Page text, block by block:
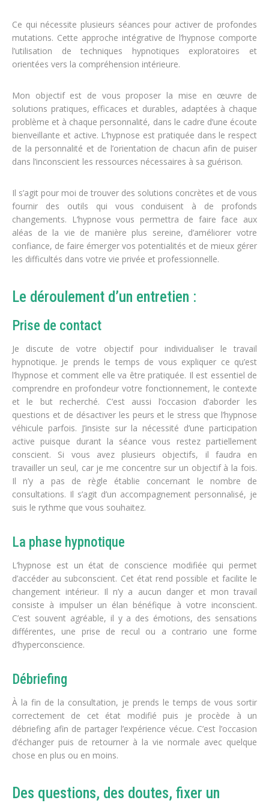
Ce qui nécessite plusieurs séances pour activer de profondes
mutations. Cette approche intégrative de l’hypnose comporte
l’utilisation de techniques hypnotiques exploratoires et
orientées vers la compréhension intérieure.
Mon objectif est de vous proposer la mise en œuvre de
solutions pratiques, efficaces et durables, adaptées à chaque
problème et à chaque personnalité, dans le cadre d’une écoute
bienveillante et active. L’hypnose est pratiquée dans le respect
de la personnalité et de l’orientation de chacun afin de puiser
dans l’inconscient les ressources nécessaires à sa guérison.
Il s’agit pour moi de trouver des solutions concrètes et de vous
fournir des outils qui vous conduisent à de profonds
changements. L’hypnose vous permettra de faire face aux
aléas de la vie de manière plus sereine, d’améliorer votre
confiance, de faire émerger vos potentialités et de mieux gérer
les difficultés dans votre vie privée et professionnelle.
Le déroulement d’un entretien :
Prise de contact
Je discute de votre objectif pour individualiser le travail
hypnotique. Je prends le temps de vous expliquer ce qu’est
l’hypnose et comment elle va être pratiquée. Il est essentiel de
comprendre en profondeur votre fonctionnement, le contexte
et le but recherché. C’est aussi l’occasion d’aborder les
questions et de désactiver les peurs et le stress que l’hypnose
véhicule parfois. J’insiste sur la nécessité d’une participation
active puisque durant la séance vous restez partiellement
conscient. Si vous avez plusieurs objectifs, il faudra en
travailler un seul, car je me concentre sur un objectif à la fois.
Il n’y a pas de règle établie concernant le nombre de
consultations. Il s’agit d’un accompagnement personnalisé, je
suis le rythme que vous souhaitez.
La phase hypnotique
L’hypnose est un état de conscience modifiée qui permet
d’accéder au subconscient. Cet état rend possible et facilite le
changement intérieur. Il n’y a aucun danger et mon travail
consiste à impulser un élan bénéfique à votre inconscient.
C’est souvent agréable, il y a des émotions, des sensations
différentes, une prise de recul ou a contrario une forme
d’hyperconscience.
Débriefing
À la fin de la consultation, je prends le temps de vous sortir
correctement de cet état modifié puis je procède à un
débriefing afin de partager l’expérience vécue. C’est l’occasion
d’échanger puis de retourner à la vie normale avec quelque
chose en plus ou en moins.
Des questions, des doutes, fixer un